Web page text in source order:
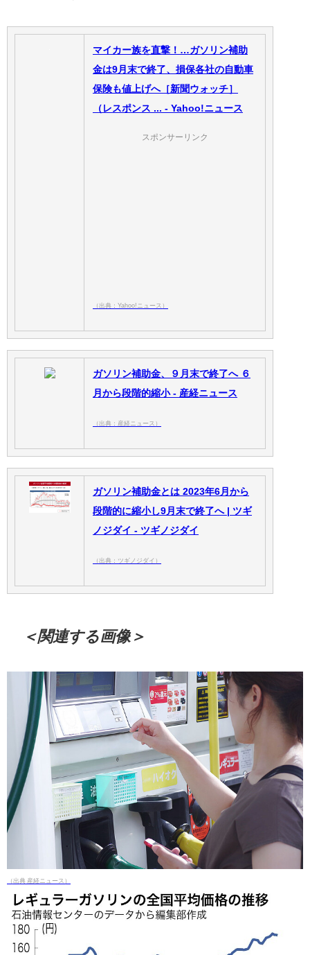
マイカー族を直撃！…ガソリン補助
金は9月末で終了、損保各社の自動車
保険も値上げへ［新聞ウォッチ］
（レスポンス ... - Yahoo!ニュース
スポンサーリンク
（出典：Yahoo!ニュース）
ガソリン補助金、９月末で終了へ ６
月から段階的縮小 - 産経ニュース
（出典：産経ニュース）
ガソリン補助金とは 2023年6月から
段階的に縮小し9月末で終了へ | ツギ
ノジダイ - ツギノジダイ
（出典：ツギノジダイ）
＜関連する画像＞
（出典 産経ニュース）